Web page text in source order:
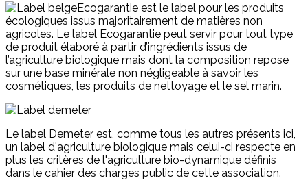
Ecogarantie est le label pour les produits
écologiques issus majoritairement de matières non
agricoles. Le label Ecogarantie peut servir pour tout type
de produit élaboré à partir d’ingrédients issus de
l’agriculture biologique mais dont la composition repose
sur une base minérale non négligeable à savoir les
cosmétiques, les produits de nettoyage et le sel marin.
Le label Demeter est, comme tous les autres présents ici,
un label d'agriculture biologique mais celui-ci respecte en
plus les critères de l'agriculture bio-dynamique définis
dans le cahier des charges public de cette association.